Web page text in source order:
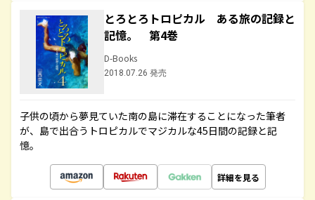
とろとろトロピカル ある旅の記録と
記憶。 第4巻
D-Books
2018.07.26 発売
子供の頃から夢見ていた南の島に滞在することになった筆者
が、島で出合うトロピカルでマジカルな45日間の記録と記
憶。
詳細を見る